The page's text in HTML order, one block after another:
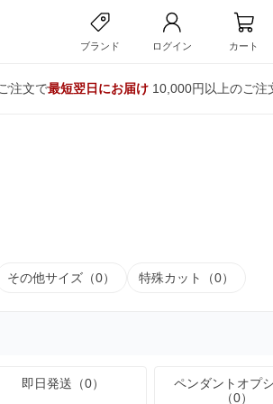
ブランド ログイン カート
注文で最短翌日にお届け10,000円以上のご注
その他サイズ（0） 特殊カット（0）
即日発送（0）
ペンダントオプ
（0）